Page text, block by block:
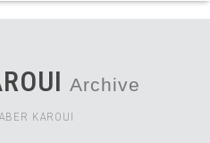
Archive
KAROUI